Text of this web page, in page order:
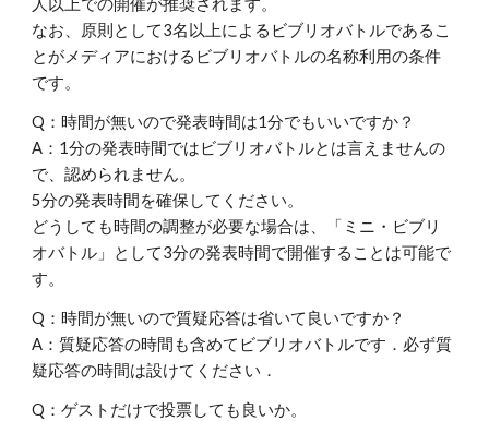
人以上での開催が推奨されます。
なお、原則として3名以上によるビブリオバトルであるこ
とがメディアにおけるビブリオバトルの名称利用の条件
です。
Q：時間が無いので発表時間は1分でもいいですか？
A：1分の発表時間ではビブリオバトルとは言えませんの
で、認められません。
5分の発表時間を確保してください。
どうしても時間の調整が必要な場合は、「ミニ・ビブリ
オバトル」として3分の発表時間で開催することは可能で
す。
Q：時間が無いので質疑応答は省いて良いですか？
A：質疑応答の時間も含めてビブリオバトルです．必ず質
疑応答の時間は設けてください．
Q：ゲストだけで投票しても良いか。